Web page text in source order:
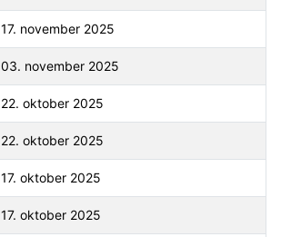
17. november 2025
03. november 2025
22. oktober 2025
22. oktober 2025
17. oktober 2025
17. oktober 2025